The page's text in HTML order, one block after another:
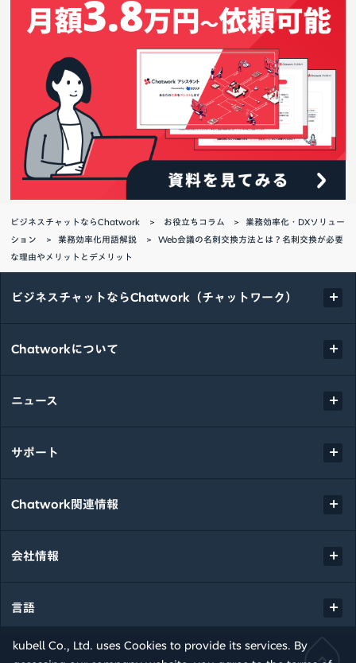
kubell Co., Ltd. uses Cookies to provide its services. By
ビジネスチャットならChatwork お役立ちコラム
業務効率化・DXソリュー
ション
業務効率化用語解説
Web会議の名刺交換方法とは？名刺交換が必要
な理由やメリットとデメリット
ビジネスチャットならChatwork（チャットワーク）
Chatworkについて
ニュース
サポート
Chatwork関連情報
会社情報
言語